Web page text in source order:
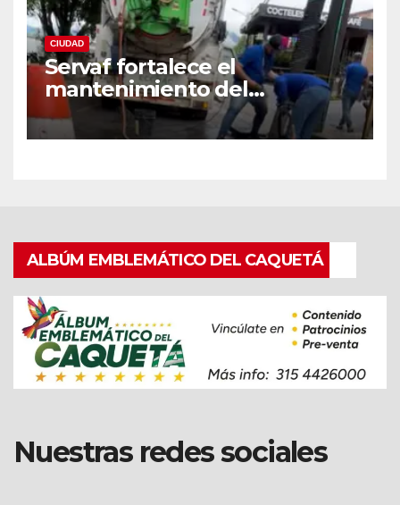
CIUDAD
Servaf fortalece el
mantenimiento del
alcantarillado en Florencia
con equipo Vactor.
ALBÚM EMBLEMÁTICO DEL CAQUETÁ
Nuestras redes sociales